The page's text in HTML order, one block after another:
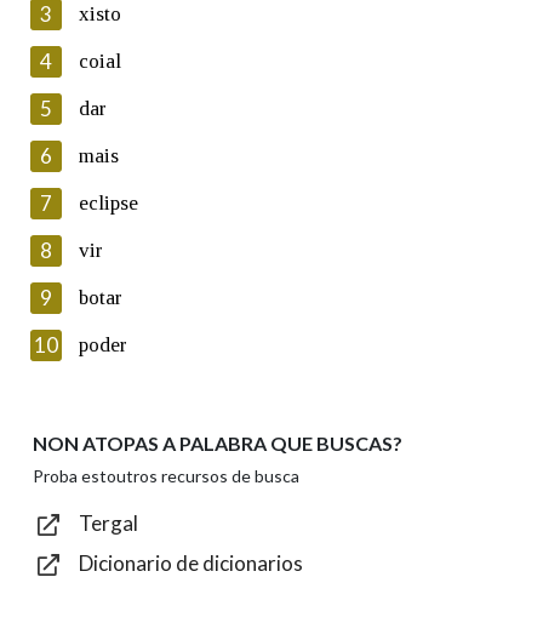
En cumprimento da normativa vixente en materia de
Protección de Datos de Carácter Persoal, a Real Academia
Galega informa a aqueles usuarios que faciliten o seu correo
electrónico, así como calquera outra información de carácter
persoal, que estes datos serán obxecto de tratamento
automatizado de carácter confidencial e incorporados aos seus
ficheiros informáticos. Así mesmo, os usuarios poderán exercer o
seu dereito de acceso, rectificación, oposición e cancelación dos
seus datos poñéndose en contacto connosco.
Lin e acepto as condicións da política de
Introduce o código que aparece na imaxe:
Texto de verificación
3 xisto
4 coial
5 dar
6 mais
7 eclipse
8 vir
9 botar
10 poder
NON ATOPAS A PALABRA QUE BUSCAS?
Proba estoutros recursos de busca
Tergal
Dicionario de dicionarios